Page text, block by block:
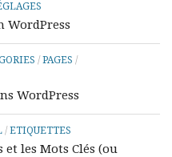
/ PAGES /
WordPress
/ ETIQUETTES
et les Mots Clés (ou